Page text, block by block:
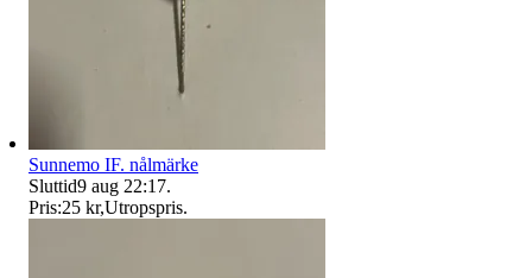
Sunnemo IF. nålmärke
Sluttid9 aug 22:17.
Pris:25 kr,Utropspris.